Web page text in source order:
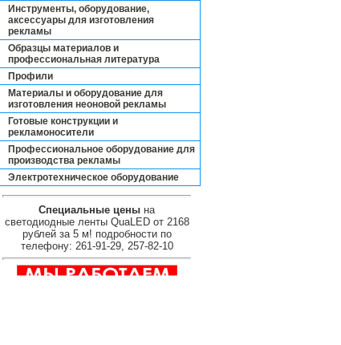
Инструменты, оборудование,
аксессуары для изготовления
рекламы
Образцы материалов и
профессиональная литература
Профили
Материалы и оборудование для
изготовления неоновой рекламы
Готовые конструкции и
рекламоносители
Профессиональное оборудование для
производства рекламы
Электротехническое оборудование
Специальные цены на
светодиодные ленты QuaLED от 2168
рублей за 5 м! подробности по
телефону: 261-91-29, 257-82-10